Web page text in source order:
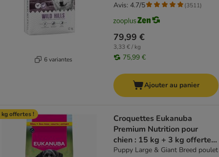
6 variantes
79,99 €
3,33 € / kg
75,99 €
Avis: 4.7/5 (3511)
Ajouter au panier
kg offertes !
Croquettes Eukanuba
Premium Nutrition pour
chien : 15 kg + 3 kg offertes
!Puppy Large & Giant Breed poulet